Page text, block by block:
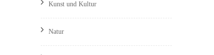
Kunst und Kultur
Natur